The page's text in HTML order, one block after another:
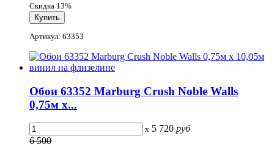
Скидка 13%
Артикул: 63353
Обои 63352 Marburg Crush Noble Walls
0,75м x...
x 5 720 руб
6 500